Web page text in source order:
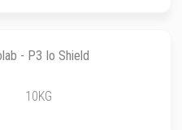
- P3 Io Shield
10KG